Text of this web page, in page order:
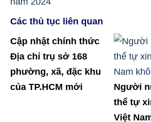
Các thủ tục liên quan
Cập nhật chính thức
Địa chỉ trụ sở 168
phường, xã, đặc khu
của TP.HCM mới
Người
thể tự
Việt